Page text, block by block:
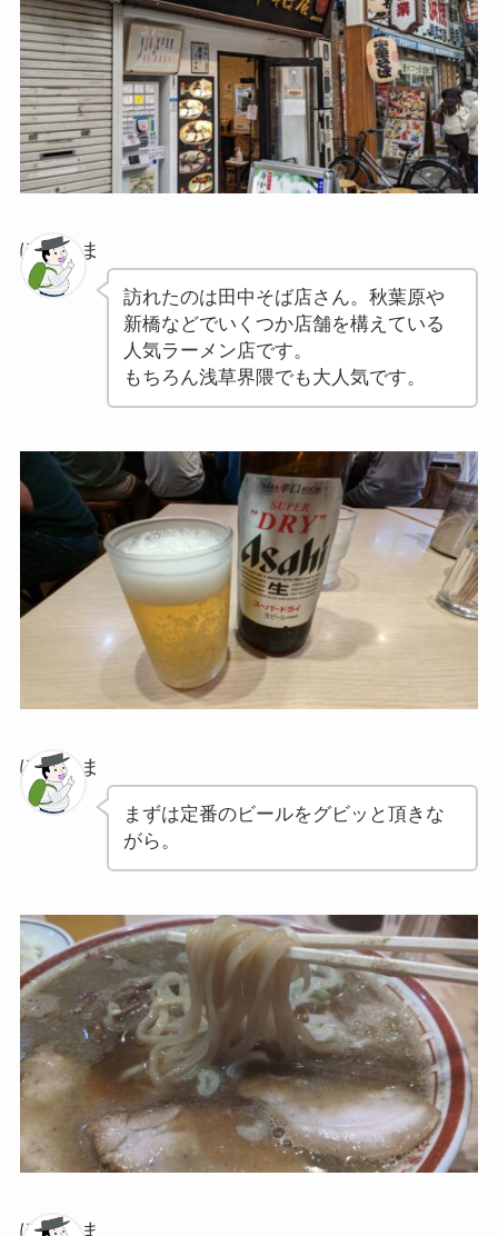
ぽちゃま
訪れたのは田中そば店さん。秋葉原や
新橋などでいくつか店舗を構えている
人気ラーメン店です。
もちろん浅草界隈でも大人気です。
ぽちゃま
まずは定番のビールをグビッと頂きな
がら。
ぽちゃま